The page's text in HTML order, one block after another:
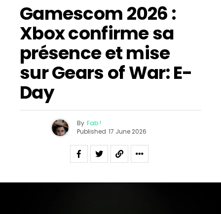
Gamescom 2026 :
Xbox confirme sa
présence et mise
sur Gears of War: E-
Day
By Fab !
Published 17 June 2026